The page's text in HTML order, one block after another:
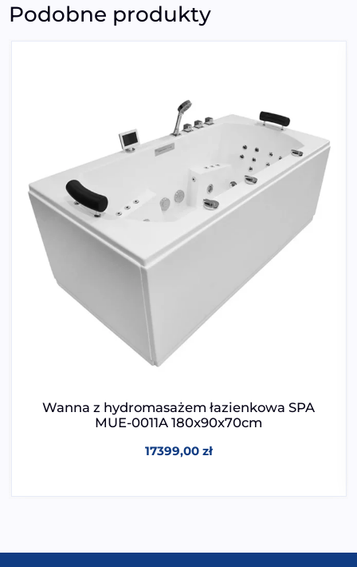
Podobne produkty
Wanna z hydromasażem łazienkowa SPA
MUE-0011A 180x90x70cm
17399,00 zł